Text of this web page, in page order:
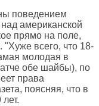
поведением
американской
прямо на поле,
"Хуже всего, что 18-
молодая в
обе шайбы), по
права
поясняя, что в